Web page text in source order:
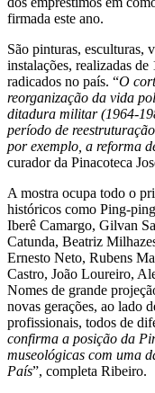
firmada este ano.
São pinturas, esculturas,
instalações, realizadas
radicados no país. “O
reorganização da vida
ditadura militar (1964-
período de
por exemplo, a reforma
curador da Pinacoteca
A mostra ocupa todo o
históricos como Ping-
Iberê Camargo, Gilvan
Catunda, Beatriz
Ernesto Neto, Rubens
Castro, João Loureiro,
Nomes de grande
novas gerações, ao lado
profissionais, todos de
confirma a posição da
museológicas com uma
País”, completa Ribeiro.